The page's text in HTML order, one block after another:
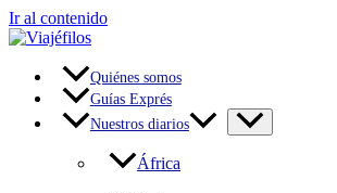
Ir al contenido
Quiénes somos
Guías Exprés
Nuestros diarios
África